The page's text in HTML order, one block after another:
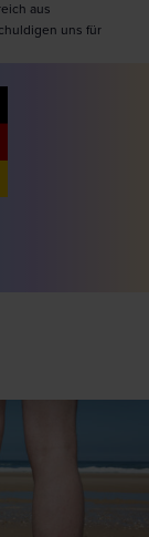
aus
uns für